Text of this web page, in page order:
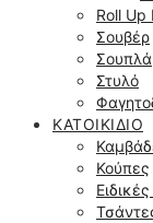
Roll Up
Σουβέρ
Σουπλά
Στυλό
ΚΑΤΟΙΚΊΔΙΟ
Κούπες